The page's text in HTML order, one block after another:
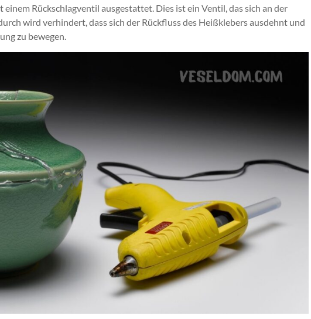
Rückschlagventil ausgestattet. Dies ist ein Ventil, das sich an der
wird verhindert, dass sich der Rückfluss des Heißklebers ausdehnt und
zu bewegen.